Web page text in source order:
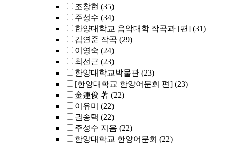
조창현 (35)
주성수 (34)
한양대학교 음악대학 작곡과 [편] (31)
김연준 작곡 (29)
이영숙 (24)
최선근 (23)
한양대학교박물관 (23)
[한양대학교 한양어문회 편] (23)
金連俊 著 (22)
이유미
(22)
권송택 (22)
주성수 지음 (22)
한양대학교 한양어문회 (22)